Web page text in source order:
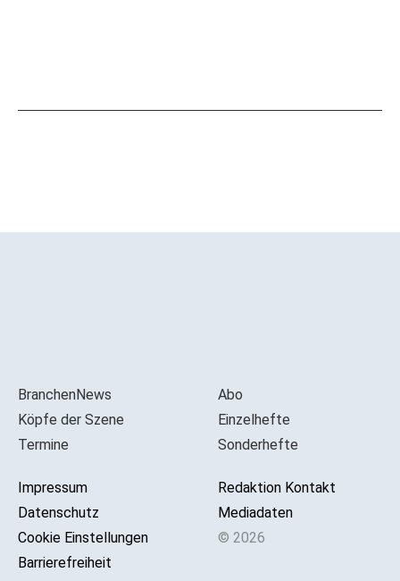
BranchenNews
Köpfe der Szene
Termine
Impressum
Datenschutz
Cookie Einstellungen
Barrierefreiheit
Abo
Einzelhefte
Sonderhefte
Redaktion Kontakt
Mediadaten
© 2026